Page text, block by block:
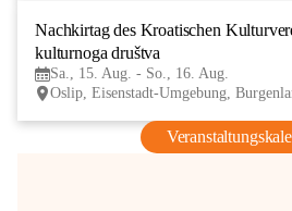
Nachkirtag des Kroatischen
kulturnoga društva
Sa., 15. Aug. - So., 16. Aug.
Oslip, Eisenstadt-Umgebung,